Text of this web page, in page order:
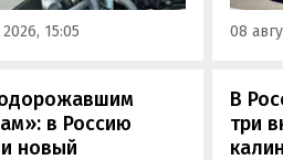
бензиновых
могут не
15:05
всеми
08
в Россию
новый
В
три